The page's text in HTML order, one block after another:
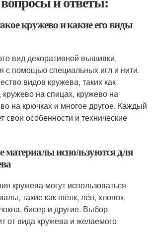
кружево и какие его виды
вид декоративной вышивки,
с помощью специальных игл и нити.
видов кружева, таких как
на спицах, кружево на
на крючках и многое другое. Каждый
свои особенности и технические
материалы используются для
кружева могут использоваться
такие как шёлк, лён, хлопок,
бисер и другие. Выбор
от вида кружева и желаемого